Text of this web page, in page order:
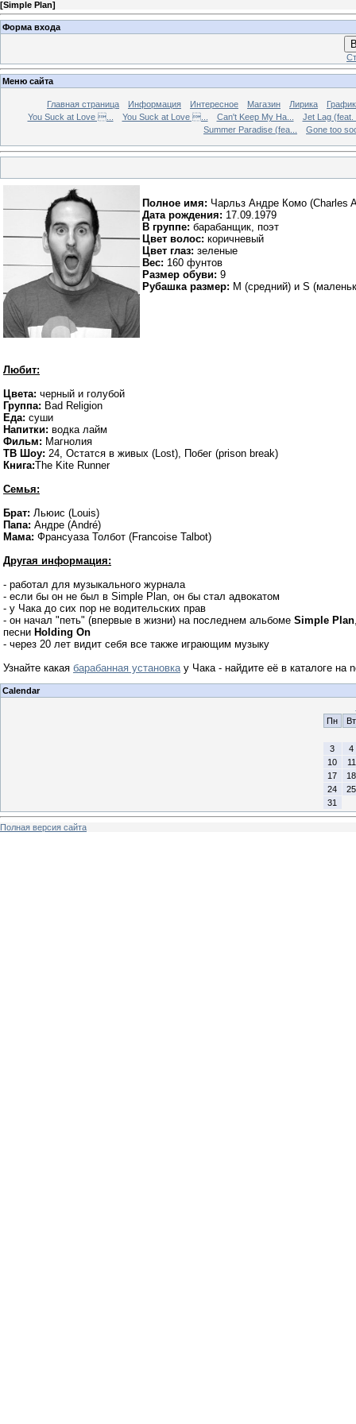
[Simple Plan]
Форма входа
Меню сайта
Главная страница Информация Интересное Магазин Лирика
You Suck at Love ...
You Suck at Love ... Can't Keep My Ha...
Jet Lag (feat.
Summer Paradise (fea...
Gone too
Полное имя: Чарльз Андре Комо (Charles
Дата рождения: 17.09.1979
В группе: барабанщик, поэт
Цвет волос: коричневый
Цвет глаз: зеленые
Вес: 160 фунтов
Размер обуви: 9
Рубашка размер: M (средний) и S
Любит:
Цвета: черный и голубой
Группа: Bad Religion
Еда: суши
Напитки: водка лайм
Фильм: Магнолия
ТВ Шоу: 24, Остатся в живых ( Lost), Побег (prison break)
Книга:The Kite Runner
Семья:
Брат: Льюис (Louis)
Папа: Андре (André)
Мама: Франсуаза Толбот (Francoise Talbot)
Другая информация:
- работал для музыкального журнала
- если бы он не был в Simple Plan, он бы стал адвокатом
- у Чака до сих пор не водительских прав
- он начал "петь" (впервые в жизни) на последнем альбоме Simple Plan
песни Holding On
- через 20 лет видит себя все также играющим музыку
Узнайте какая барабанная установка у Чака - найдите её в каталоге на
Calendar
Пн
Вт
3
4
10
11
17
18
24
25
31
Полная версия сайта